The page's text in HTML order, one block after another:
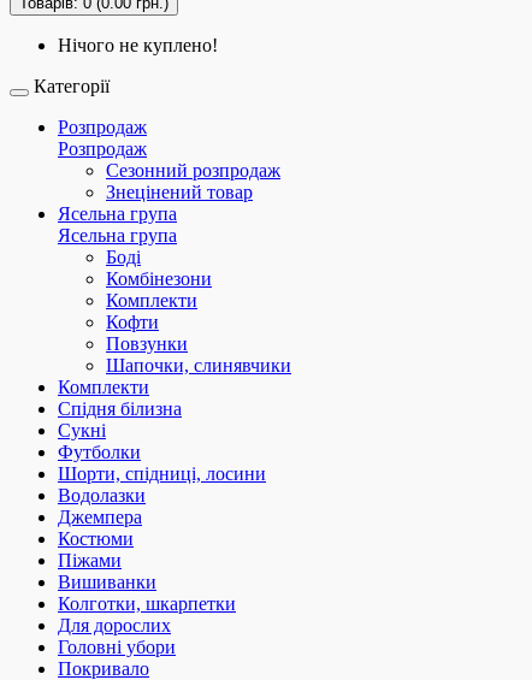
Нічого не куплено!
Категорії
Розпродаж
Розпродаж
Сезонний розпродаж
Знецінений товар
Ясельна група
Ясельна група
Боді
Комбінезони
Комплекти
Кофти
Повзунки
Шапочки, слинявчики
Комплекти
Спідня білизна
Сукні
Футболки
Шорти, спідниці, лосини
Водолазки
Джемпера
Костюми
Піжами
Вишиванки
Колготки, шкарпетки
Для дорослих
Головні убори
Покривало